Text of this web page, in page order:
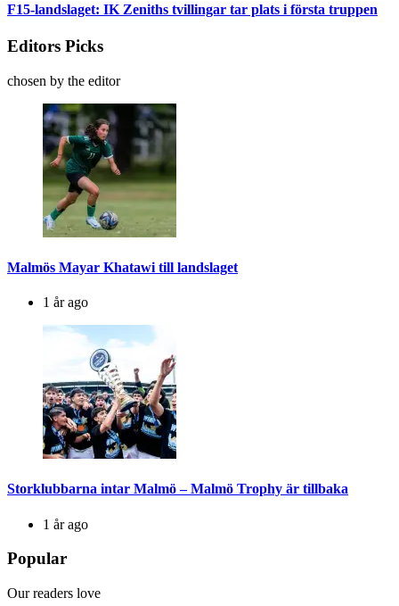
F15-landslaget: IK Zeniths tvillingar tar plats i första truppen
Editors Picks
chosen by the editor
Malmös Mayar Khatawi till landslaget
1 år ago
Storklubbarna intar Malmö – Malmö Trophy är tillbaka
1 år ago
Popular
Our readers love